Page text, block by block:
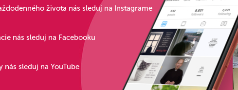
života nás sleduj na Instagrame
nás sleduj na Facebooku
sleduj na YouTube